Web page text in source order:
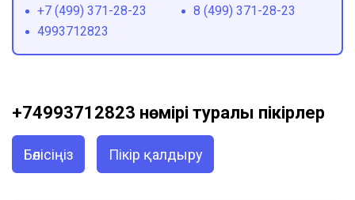
+7 (499) 371-28-23
8 (499) 371-28-23
4993712823
+74993712823 нөмірі туралы пікірлер
Бөлісіңіз Пікір қалдыру